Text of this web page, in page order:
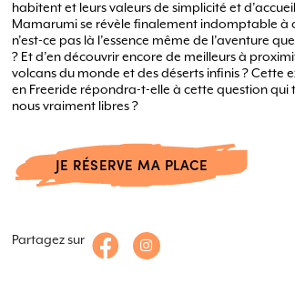
habitent et leurs valeurs de simplicité et
Mamarumi se révèle finalement indomptable à
n’est-ce pas là l’essence même de l’aventure
? Et d’en découvrir encore de meilleurs à
volcans du monde et des déserts infinis ? Cette
en Freeride répondra-t-elle à cette question qui
nous vraiment libres ?
JE RÉSERVE MA PLACE
Partagez sur